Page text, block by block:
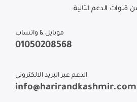
الدعم التالية:
موبايل & واتساب
01050208568
الدعم عبر البريد الالكتروني
info@harirandkashmir.com